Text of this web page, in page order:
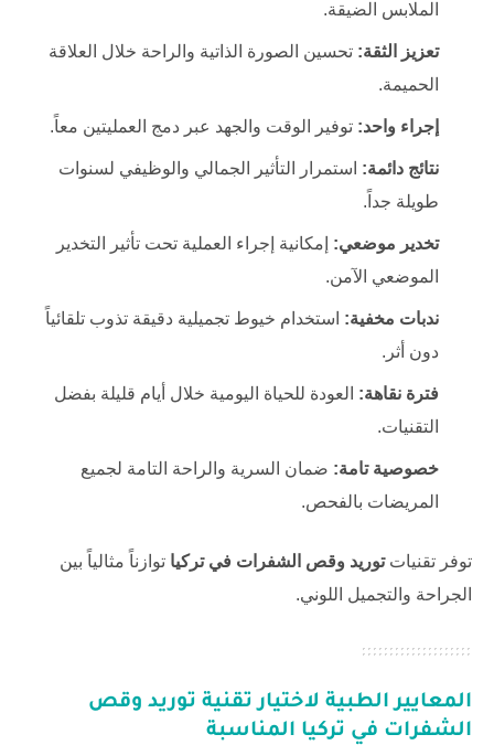
الملابس الضيقة.
تعزيز الثقة: تحسين الصورة الذاتية والراحة خلال العلاقة
الحميمة.
إجراء واحد: توفير الوقت والجهد عبر دمج العمليتين معاً.
نتائج دائمة: استمرار التأثير الجمالي والوظيفي لسنوات
طويلة جداً.
تخدير موضعي: إمكانية إجراء العملية تحت تأثير التخدير
الموضعي الآمن.
ندبات مخفية: استخدام خيوط تجميلية دقيقة تذوب تلقائياً
دون أثر.
فترة نقاهة: العودة للحياة اليومية خلال أيام قليلة بفضل
التقنيات.
خصوصية تامة: ضمان السرية والراحة التامة لجميع
المريضات بالفحص.
توفر تقنياتتوريد وقص الشفرات في تركيا توازناً مثالياً بين
الجراحة والتجميل اللوني.
المعايير الطبية لاختيار تقنية توريد وقص
الشفرات في تركيا المناسبة